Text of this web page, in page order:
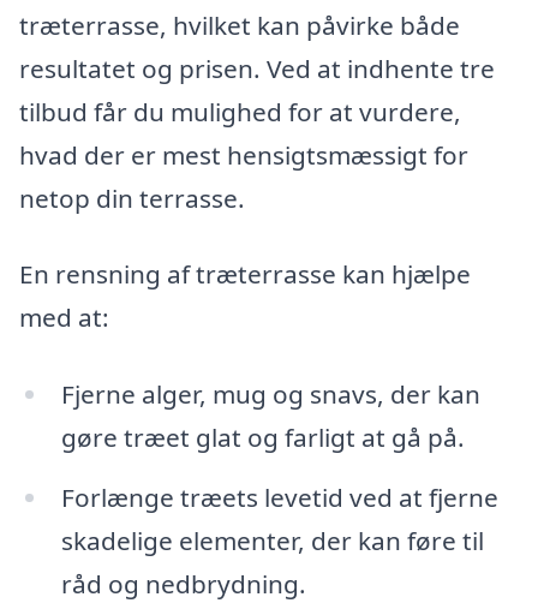
træterrasse, hvilket kan påvirke både
resultatet og prisen. Ved at indhente tre
tilbud får du mulighed for at vurdere,
hvad der er mest hensigtsmæssigt for
netop din terrasse.
En rensning af træterrasse kan hjælpe
med at:
Fjerne alger, mug og snavs, der kan
gøre træet glat og farligt at gå på.
Forlænge træets levetid ved at fjerne
skadelige elementer, der kan føre til
råd og nedbrydning.